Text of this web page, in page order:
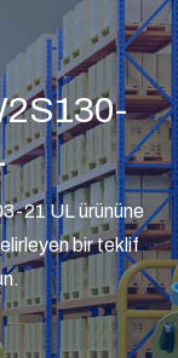
21 UL ürününe
bir teklif